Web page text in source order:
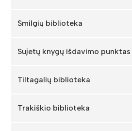
Smilgių biblioteka
Sujetų knygų išdavimo punktas
Tiltagalių biblioteka
Trakiškio biblioteka